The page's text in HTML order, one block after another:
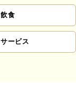
飲食
サービス